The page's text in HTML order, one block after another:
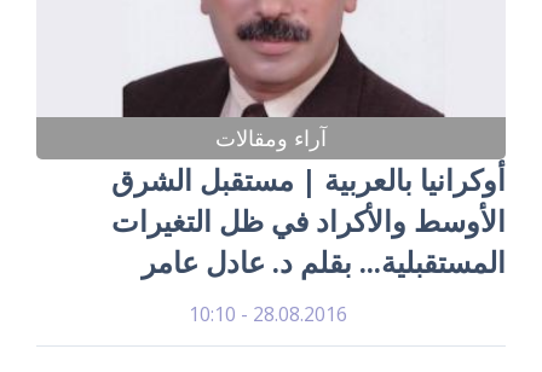
آراء ومقالات
أوكرانيا بالعربية | مستقبل الشرق
الأوسط والأكراد في ظل التغيرات
المستقبلية... بقلم د. عادل عامر
28.08.2016 - 10:10